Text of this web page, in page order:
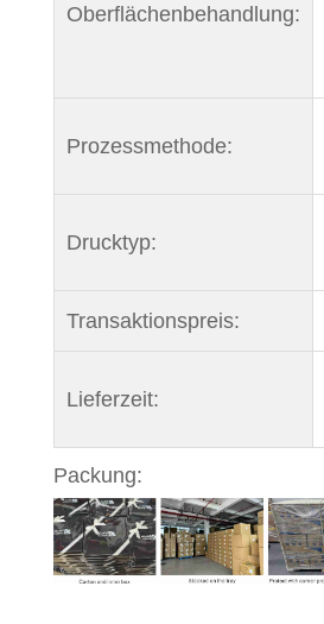
Oberflächenbehandlung:
Prozessmethode:
Drucktyp:
Transaktionspreis:
Lieferzeit:
Packung: